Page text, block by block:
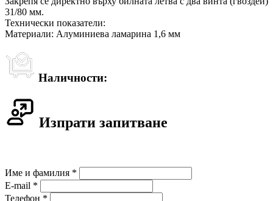
31/80 мм.
Технически показатели:
Материали: Алуминиева ламарина 1,6 мм
Наличности:
Изпрати запитване
Име и фамилия *
E-mail *
Телефон *